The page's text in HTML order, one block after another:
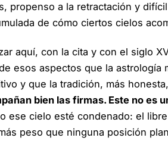
propenso a la retractación y
de cómo ciertos cielos
aquí, con la cita y con el siglo
esos aspectos que la astrología
y que la tradición, más
bien las firmas. Este no es
ese cielo esté condenado: el
peso que ninguna posición